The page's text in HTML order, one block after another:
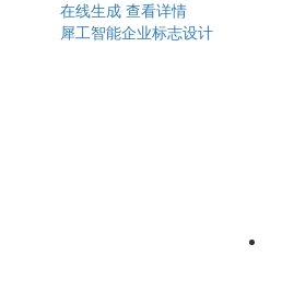
在线生成 查看详情
犀工智能企业标志设计